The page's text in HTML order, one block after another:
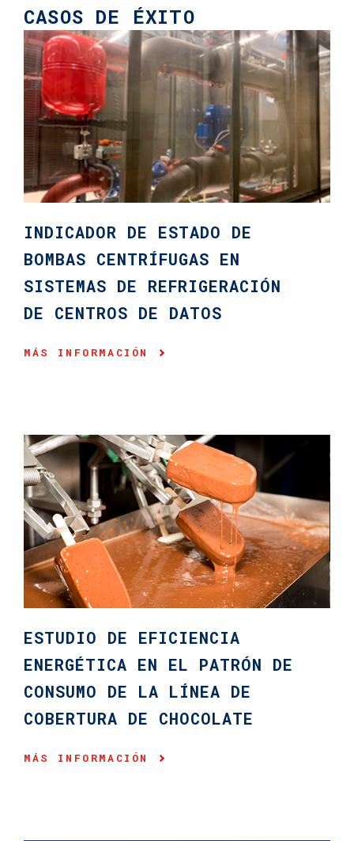
MÁS INFORMACIÓN
Publicación:
ISA Transactions, vol. 93, pp. 399-409
Fecha:October 2019
MÁS INFORMACIÓN
CASOS DE ÉXITO
INDICADOR DE ESTADO DE
BOMBAS CENTRÍFUGAS EN
SISTEMAS DE REFRIGERACIÓN
DE CENTROS DE DATOS
MÁS INFORMACIÓN
ESTUDIO DE EFICIENCIA
ENERGÉTICA EN EL PATRÓN DE
CONSUMO DE LA LÍNEA DE
COBERTURA DE CHOCOLATE
MÁS INFORMACIÓN